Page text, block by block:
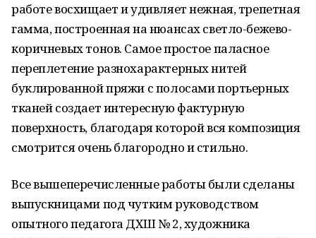
работе восхищает и удивляет нежная, трепетная
гамма, построенная на нюансах светло-бежево-
коричневых тонов. Самое простое паласное
переплетение разнохарактерных нитей
буклированной пряжи с полосами портьерных
тканей создает интересную фактурную
поверхность, благодаря которой вся композиция
смотрится очень благородно и стильно.
Все вышеперечисленные работы были сделаны
выпускницами под чутким руководством
опытного педагога ДХШ № 2, художника